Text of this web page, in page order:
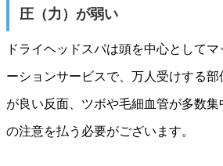
圧（力）が弱い
ドライヘッドスパは頭を中心として
ーションサービスで、万人受けする
が良い反面、ツボや毛細血管が多数
の注意を払う必要がございます。